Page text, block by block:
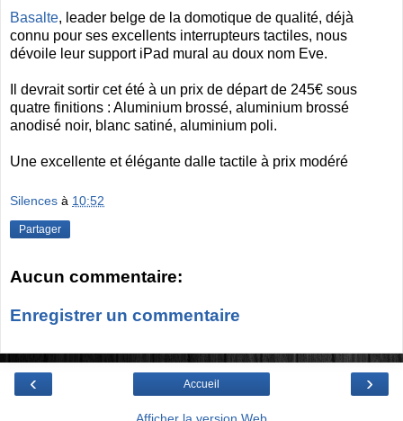
Basalte, leader belge de la domotique de qualité, déjà
connu pour ses excellents interrupteurs tactiles, nous
dévoile leur support iPad mural au doux nom Eve.
Il devrait sortir cet été à un prix de départ de 245€ sous
quatre finitions : Aluminium brossé, aluminium brossé
anodisé noir, blanc satiné, aluminium poli.
Une excellente et élégante dalle tactile à prix modéré
Silences à 10:52
Partager
Aucun commentaire:
Enregistrer un commentaire
‹ ›
Accueil
Afficher la version Web